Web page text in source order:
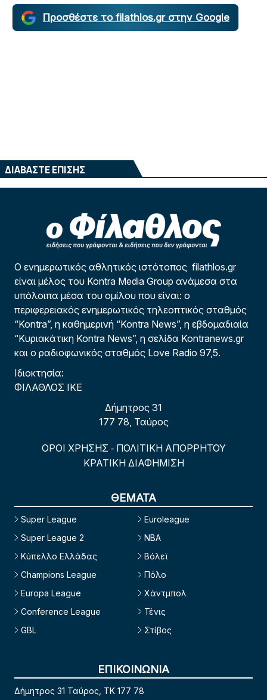
Προσθέστε το filathlos.gr στην Google
ΔΙΑΒΑΣΤΕ ΕΠΙΣΗΣ
Ο ενημερωτικός αθλητικός ιστότοπος filathlos.gr
είναι μέλος του Kontra Media Group ανάμεσα στα
υπόλοιπα μέσα του ομίλου που είναι: ο
περιφερειακός ενημερωτικός τηλεοπτικός σταθμός
“Kontra”, η καθημερινή “Kontra News”, η εβδομαδιαία
“Κυριακάτικη Kontra News”, η σελίδα Kontranews.gr
και ο ραδιοφωνικός σταθμός Love Radio 97,5.
Ιδιοκτησία:
ΦΙΛΑΘΛΟΣ ΙΚΕ
Δήμητρος 31
177 78, Ταύρος
ΟΡΟΙ ΧΡΗΣΗΣ - ΠΟΛΙΤΙΚΗ ΑΠΟΡΡΗΤΟΥ
ΚΡΑΤΙΚΗ ΔΙΑΦΗΜΙΣΗ
ΘΕΜΑΤΑ
Super League
Super League 2
Κύπελλο Ελλάδας
Champions League
Europa League
Conference League
GBL
Euroleague
NBA
Βόλεϊ
Πόλο
Χάντμπολ
Τένις
Στίβος
ΕΠΙΚΟΙΝΩΝΙΑ
Δήμητρος 31 Ταύρος, TK 177 78